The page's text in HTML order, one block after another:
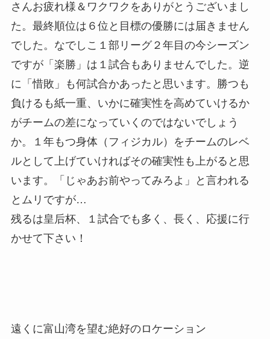
さんお疲れ様＆ワクワクをありがとうございまし
た。最終順位は６位と目標の優勝には届きません
でした。なでしこ１部リーグ２年目の今シーズン
ですが「楽勝」は１試合もありませんでした。逆
に「惜敗」も何試合かあったと思います。勝つも
負けるも紙一重、いかに確実性を高めていけるか
がチームの差になっていくのではないでしょう
か。１年もつ身体（フィジカル）をチームのレベ
ルとして上げていければその確実性も上がると思
います。「じゃあお前やってみろよ」と言われる
とムリですが…
残るは皇后杯、１試合でも多く、長く、応援に行
かせて下さい！
遠くに富山湾を望む絶好のロケーション